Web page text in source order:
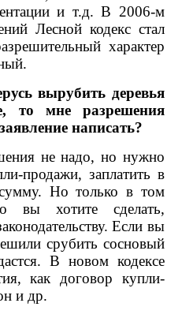
и т.д. В 2006-м
Лесной кодекс стал
характер
вырубить деревья
то мне разрешения
написать?
не надо, но нужно
продажи, заплатить в
Но только в том
вы хотите сделать,
Если вы
срубить сосновый
В новом кодексе
как договор купли-
и др.